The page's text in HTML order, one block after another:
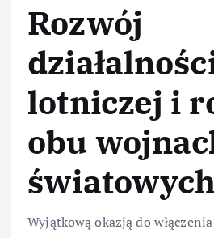
Rozwój
lotniczej i
obu
światowych
Wyjątkową okazją do